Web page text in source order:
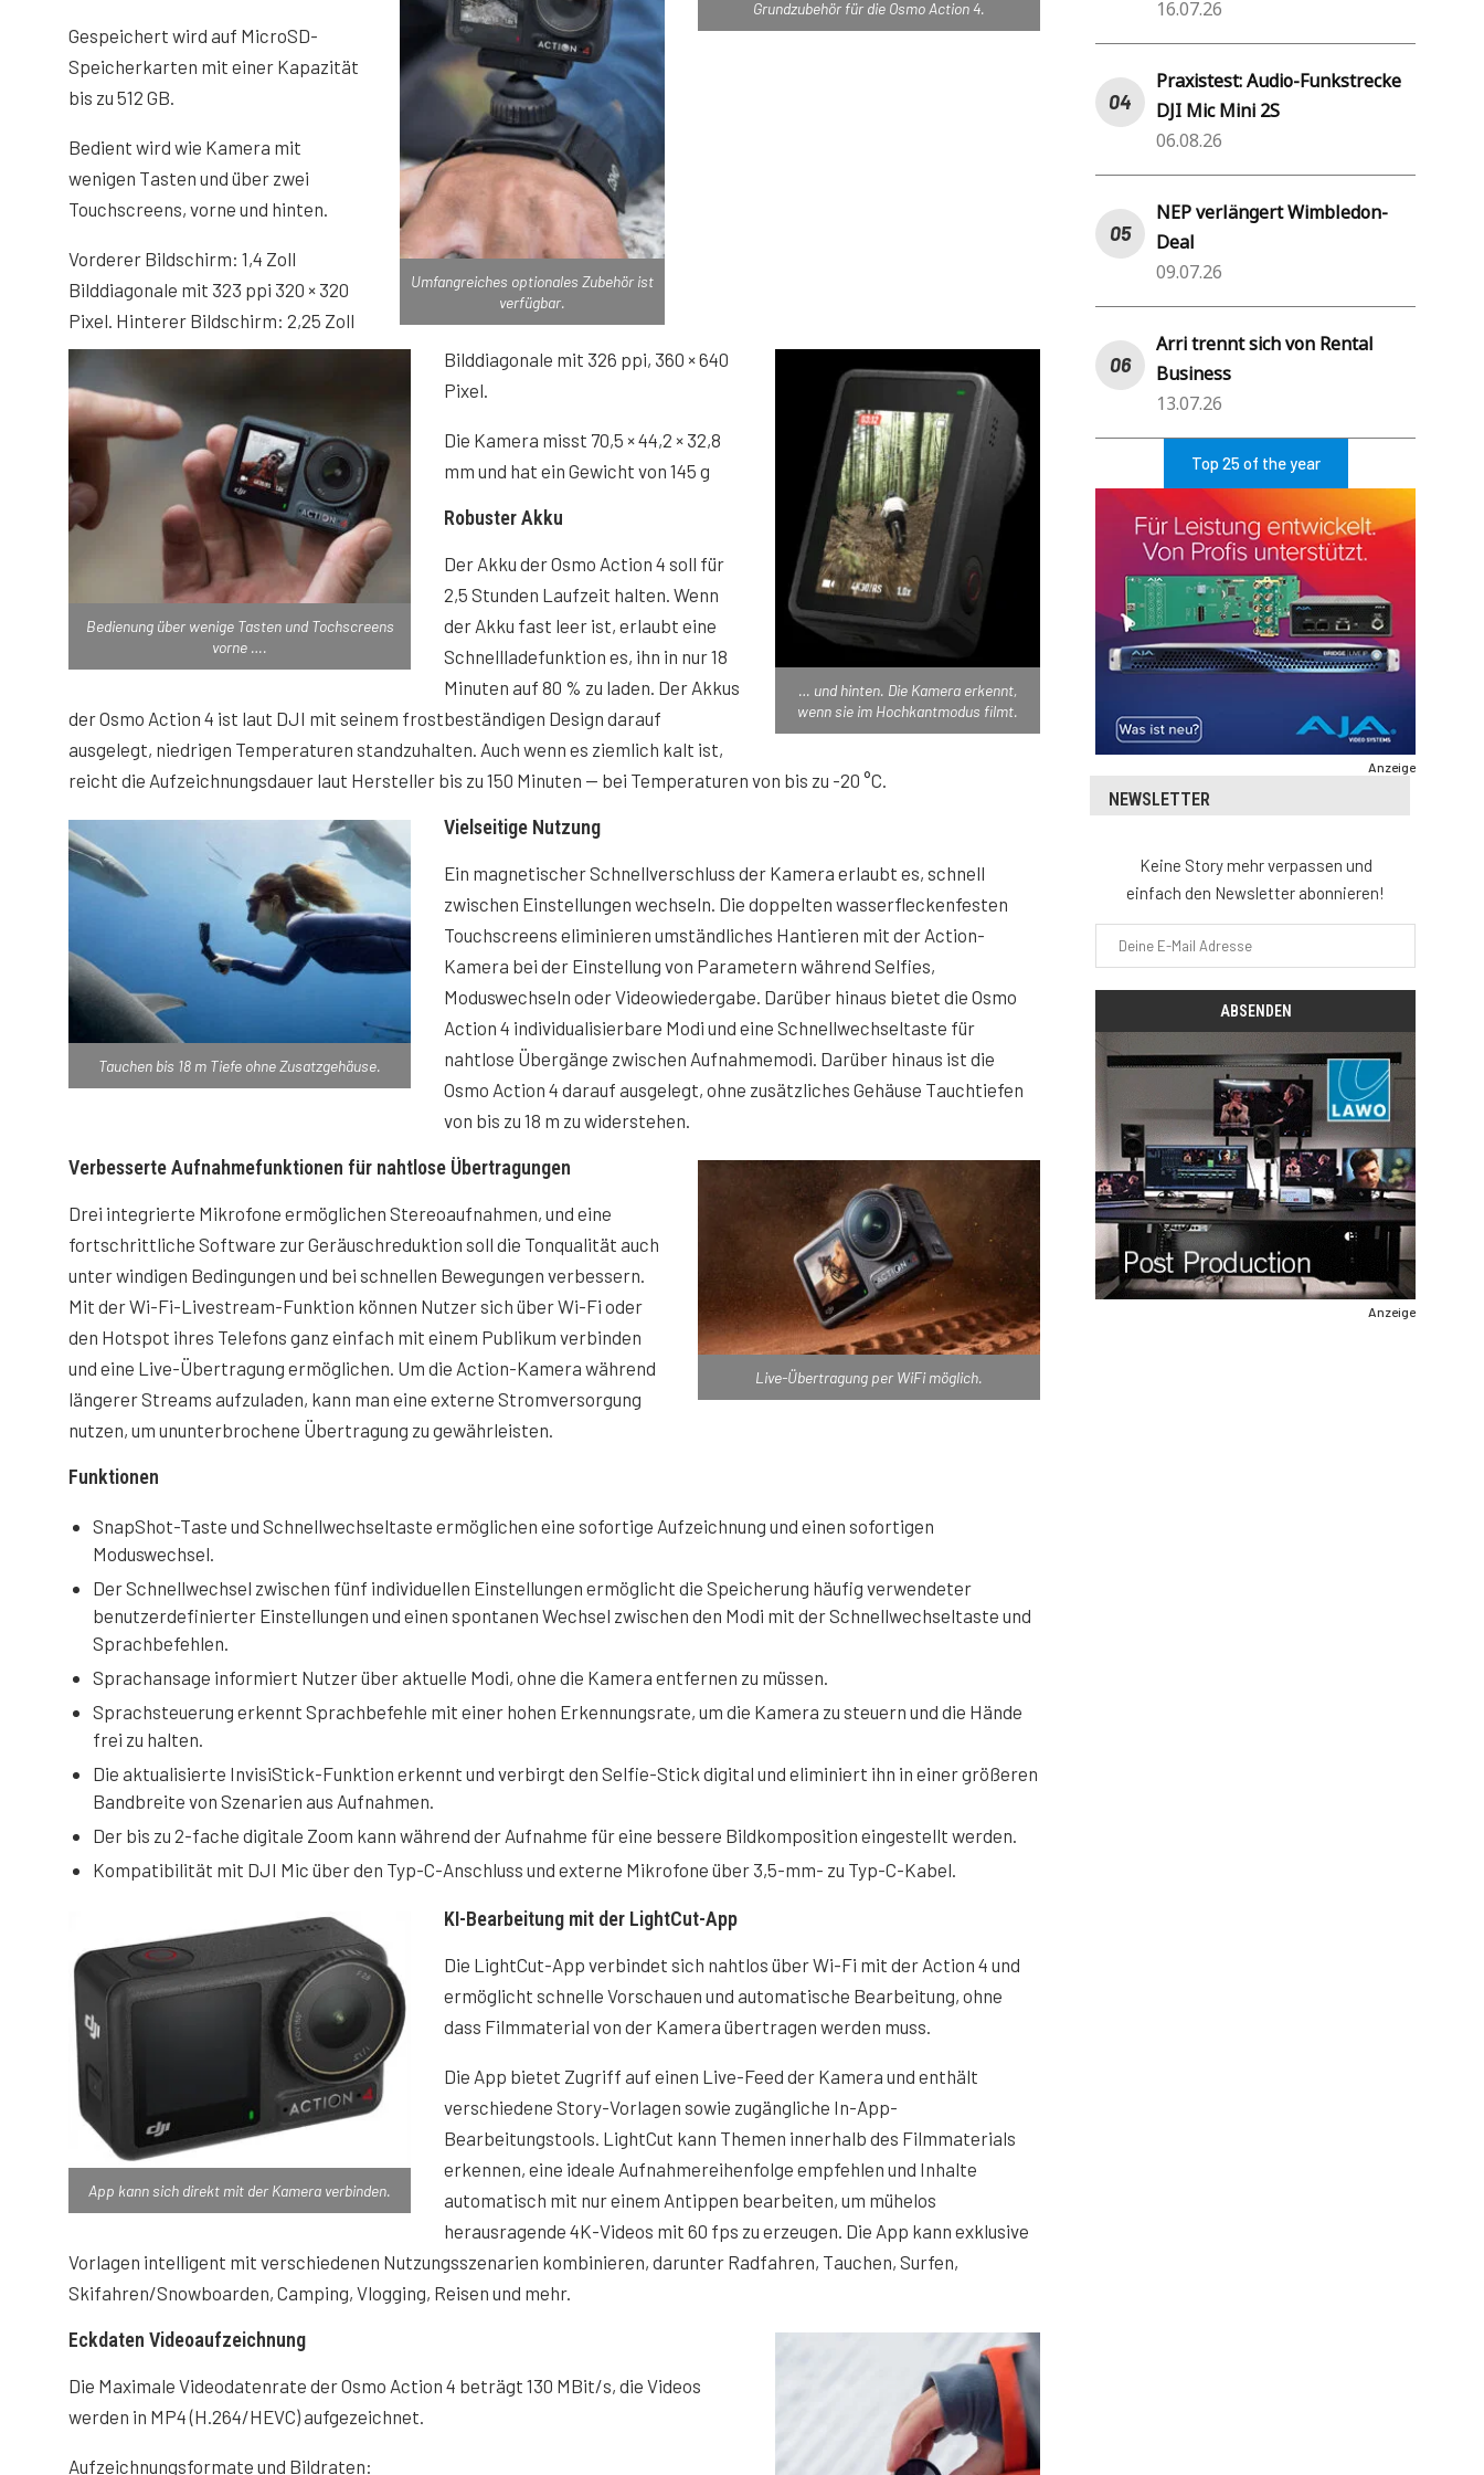
Grundzubehör für die Osmo Action 4.
Umfangreiches optionales Zubehör ist
verfügbar.
Gespeichert wird auf MicroSD-
Speicherkarten mit einer Kapazität
bis zu 512 GB.
Bedienung über wenige Tasten und Tochscreens
vorne ….
Bedient wird wie Kamera mit
wenigen Tasten und über zwei
Touchscreens, vorne und hinten.
… und hinten. Die Kamera erkennt,
wenn sie im Hochkantmodus filmt.
Vorderer Bildschirm: 1,4 Zoll
Bilddiagonale mit 323 ppi 320 × 320
Pixel. Hinterer Bildschirm: 2,25 Zoll
Bilddiagonale mit 326 ppi, 360 × 640
Pixel.
Die Kamera misst 70,5 × 44,2 × 32,8
mm und hat ein Gewicht von 145 g
Robuster Akku
Der Akku der Osmo Action 4 soll für
2,5 Stunden Laufzeit halten. Wenn
der Akku fast leer ist, erlaubt eine
Schnellladefunktion es, ihn in nur 18
Minuten auf 80 % zu laden. Der Akkus
der Osmo Action 4 ist laut DJI mit seinem frostbeständigen Design darauf
ausgelegt, niedrigen Temperaturen standzuhalten. Auch wenn es ziemlich kalt ist,
reicht die Aufzeichnungsdauer laut Hersteller bis zu 150 Minuten — bei Temperaturen von bis zu -20 °C.
Tauchen bis 18 m Tiefe ohne Zusatzgehäuse.
Vielseitige Nutzung
Ein magnetischer Schnellverschluss der Kamera erlaubt es, schnell
zwischen Einstellungen wechseln. Die doppelten wasserfleckenfesten
Touchscreens eliminieren umständliches Hantieren mit der Action-
Kamera bei der Einstellung von Parametern während Selfies,
Moduswechseln oder Videowiedergabe. Darüber hinaus bietet die Osmo
Action 4 individualisierbare Modi und eine Schnellwechseltaste für
nahtlose Übergänge zwischen Aufnahmemodi. Darüber hinaus ist die
Osmo Action 4 darauf ausgelegt, ohne zusätzliches Gehäuse Tauchtiefen
von bis zu 18 m zu widerstehen.
Live-Übertragung per WiFi möglich.
Verbesserte Aufnahmefunktionen für nahtlose Übertragungen
Drei integrierte Mikrofone ermöglichen Stereoaufnahmen, und eine
fortschrittliche Software zur Geräuschreduktion soll die Tonqualität auch
unter windigen Bedingungen und bei schnellen Bewegungen verbessern.
Mit der Wi-Fi-Livestream-Funktion können Nutzer sich über Wi-Fi oder
den Hotspot ihres Telefons ganz einfach mit einem Publikum verbinden
und eine Live-Übertragung ermöglichen. Um die Action-Kamera während
längerer Streams aufzuladen, kann man eine externe Stromversorgung
nutzen, um ununterbrochene Übertragung zu gewährleisten.
Funktionen
SnapShot-Taste und Schnellwechseltaste ermöglichen eine sofortige Aufzeichnung und einen sofortigen
Moduswechsel.
Der Schnellwechsel zwischen fünf individuellen Einstellungen ermöglicht die Speicherung häufig verwendeter
benutzerdefinierter Einstellungen und einen spontanen Wechsel zwischen den Modi mit der Schnellwechseltaste und
Sprachbefehlen.
Sprachansage informiert Nutzer über aktuelle Modi, ohne die Kamera entfernen zu müssen.
Sprachsteuerung erkennt Sprachbefehle mit einer hohen Erkennungsrate, um die Kamera zu steuern und die Hände
frei zu halten.
Die aktualisierte InvisiStick-Funktion erkennt und verbirgt den Selfie-Stick digital und eliminiert ihn in einer größeren
Bandbreite von Szenarien aus Aufnahmen.
Der bis zu 2-fache digitale Zoom kann während der Aufnahme für eine bessere Bildkomposition eingestellt werden.
Kompatibilität mit DJI Mic über den Typ-C-Anschluss und externe Mikrofone über 3,5-mm- zu Typ-C-Kabel.
App kann sich direkt mit der Kamera verbinden.
KI-Bearbeitung mit der LightCut-App
Die LightCut-App verbindet sich nahtlos über Wi-Fi mit der Action 4 und
ermöglicht schnelle Vorschauen und automatische Bearbeitung, ohne
dass Filmmaterial von der Kamera übertragen werden muss.
Die App bietet Zugriff auf einen Live-Feed der Kamera und enthält
verschiedene Story-Vorlagen sowie zugängliche In-App-
Bearbeitungstools. LightCut kann Themen innerhalb des Filmmaterials
erkennen, eine ideale Aufnahmereihenfolge empfehlen und Inhalte
automatisch mit nur einem Antippen bearbeiten, um mühelos
herausragende 4K-Videos mit 60 fps zu erzeugen. Die App kann exklusive
Vorlagen intelligent mit verschiedenen Nutzungsszenarien kombinieren, darunter Radfahren, Tauchen, Surfen,
Skifahren/Snowboarden, Camping, Vlogging, Reisen und mehr.
Eckdaten Videoaufzeichnung
Die Maximale Videodatenrate der Osmo Action 4 beträgt 130 MBit/s, die Videos
werden in MP4 (H.264/HEVC) aufgezeichnet.
Aufzeichnungsformate und Bildraten:
16.07.26
Praxistest: Audio-Funkstrecke
DJI Mic Mini 2S
06.08.26
NEP verlängert Wimbledon-
Deal
09.07.26
Arri trennt sich von Rental
Business
13.07.26
Top 25 of the year
Anzeige
NEWSLETTER
Keine Story mehr verpassen und
einfach den Newsletter abonnieren!
Anzeige